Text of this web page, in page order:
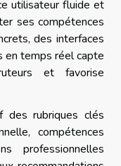
utilisateur fluide et
ses compétences
des interfaces
en temps réel capte
et favorise
des rubriques clés
compétences
professionnelles